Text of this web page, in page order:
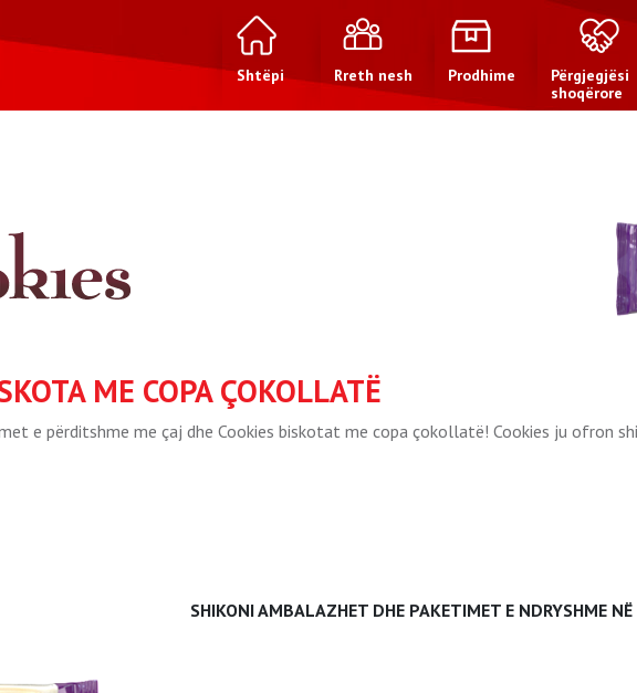
Shtëpi Rreth nesh Prodhime
Përgjegjësi
shoqërore
ME COPA ÇOKOLLATË
e përditshme me çaj dhe Cookies biskotat me copa çokollatë! Cookies ju ofron
SHIKONI AMBALAZHET DHE PAKETIMET E NDRYSHME NË